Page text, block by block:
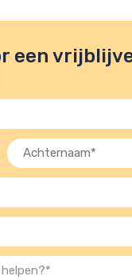
een
Achternaam
(Vereist)